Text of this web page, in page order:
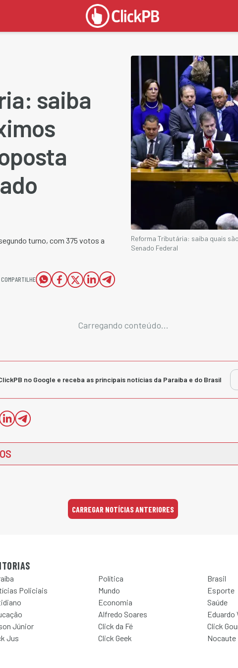
saiba
turno, com 375 votos a
COMPARTILHE
Reforma Tributária: saiba quais
Senado Federal
Carregando conteúdo...
no Google e receba as principais notícias da Paraíba e do Brasil
CARREGAR NOTÍCIAS ANTERIORES
Política
Brasil
Policiais
Mundo
Esporte
Economia
Saúde
Alfredo Soares
Eduardo
Júnior
Click da Fé
Click
Jus
Click Geek Nocaute